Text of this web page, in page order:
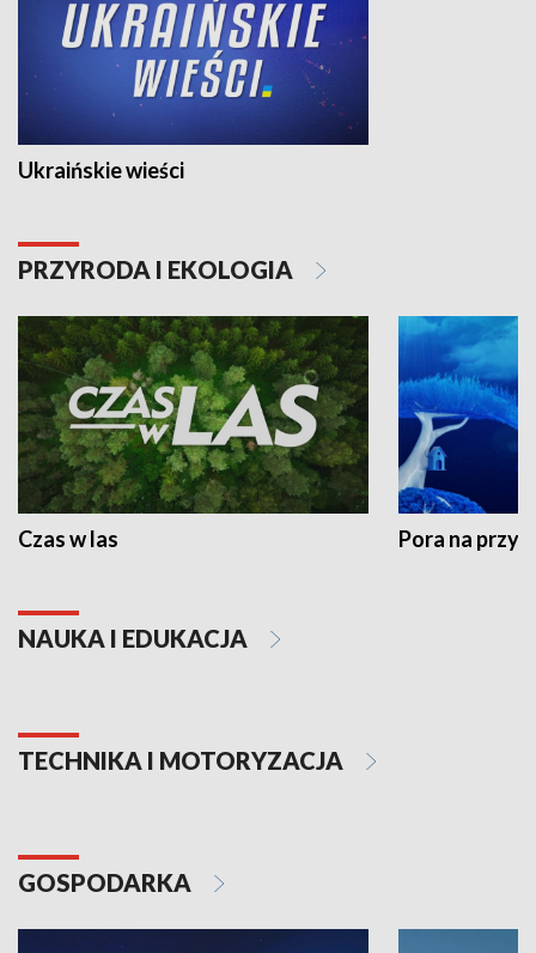
Ukraińskie wieści
PRZYRODA I EKOLOGIA
Czas w las Pora na
NAUKA I EDUKACJA
TECHNIKA I MOTORYZACJA
GOSPODARKA